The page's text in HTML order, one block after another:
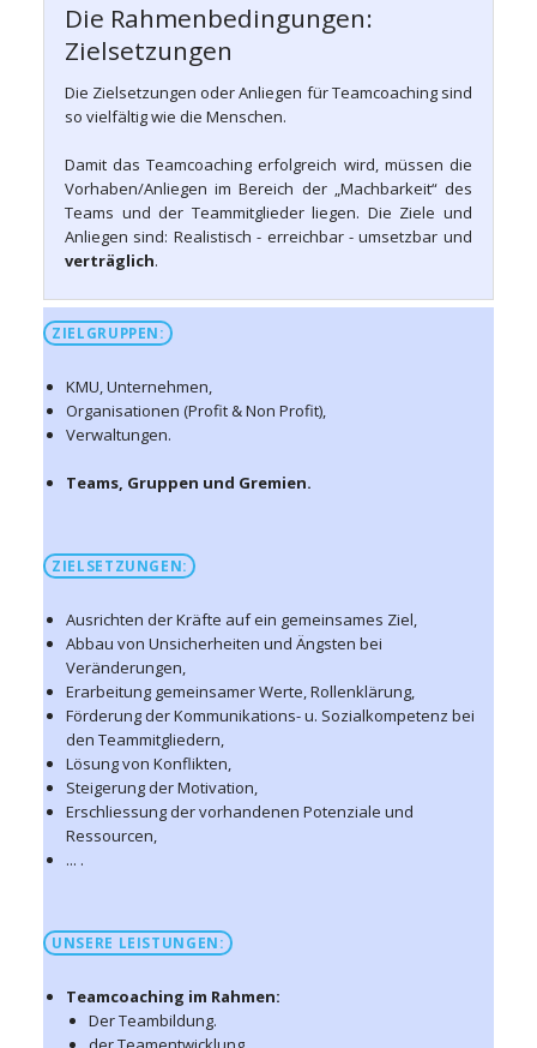
Die Rahmenbedingungen:
Zielsetzungen
Die Zielsetzungen oder Anliegen für Teamcoaching sind
so vielfältig wie die Menschen.
Damit das Teamcoaching erfolgreich wird, müssen die
Vorhaben/Anliegen im Bereich der „Machbarkeit“ des
Teams und der Teammitglieder liegen. Die Ziele und
Anliegen sind: Realistisch - erreichbar - umsetzbar und
verträglich.
ZIELGRUPPEN:
KMU, Unternehmen,
Organisationen (Profit & Non Profit),
Verwaltungen.
Teams, Gruppen und Gremien.
ZIELSETZUNGEN:
Ausrichten der Kräfte auf ein gemeinsames Ziel,
Abbau von Unsicherheiten und Ängsten bei
Veränderungen,
Erarbeitung gemeinsamer Werte, Rollenklärung,
Förderung der Kommunikations- u. Sozialkompetenz bei
den Teammitgliedern,
Lösung von Konflikten,
Steigerung der Motivation,
Erschliessung der vorhandenen Potenziale und
Ressourcen,
... .
UNSERE LEISTUNGEN:
Teamcoaching im Rahmen:
Der Teambildung.